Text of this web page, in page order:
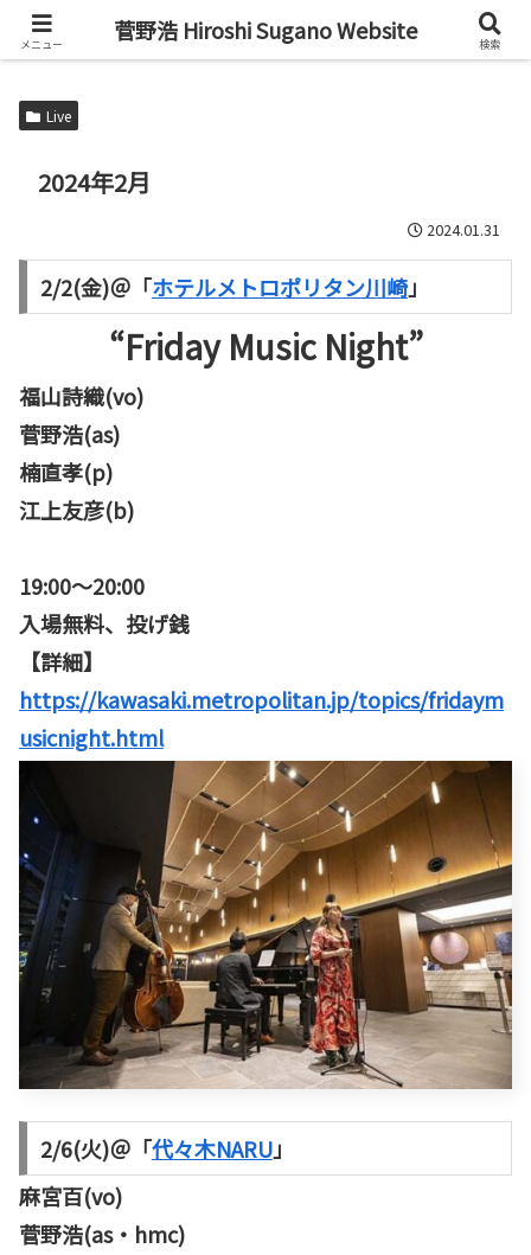
Alto Saxophone & Chromatic Harmonica Player
Live
2024年2月
2024.01.31
2/2(金)＠「ホテルメトロポリタン川崎」
“Friday Music Night”
福山詩織(vo)
菅野浩(as)
楠直孝(p)
江上友彦(b)
19:00〜20:00
入場無料、投げ銭
【詳細】
https://kawasaki.metropolitan.jp/topics/fridaym
usicnight.html
2/6(火)＠「代々木NARU」
麻宮百(vo)
菅野浩(as・hmc)
メニュー 菅野浩 Hiroshi Sugano Website 検索